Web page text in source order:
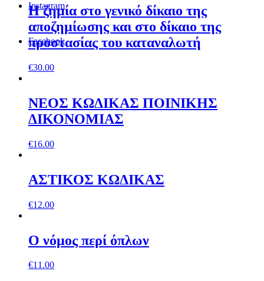
Instagram
Facebook
Η ζηµία στο γενικό δίκαιο της
αποζηµίωσης και στο δίκαιο της
προστασίας του καταναλωτή
€30.00
ΝΕΟΣ ΚΩΔΙΚΑΣ ΠΟΙΝΙΚΗΣ
ΔΙΚΟΝΟΜΙΑΣ
€16.00
ΑΣΤΙΚΟΣ ΚΩΔΙΚΑΣ
€12.00
Ο νόµος περί όπλων
€11.00